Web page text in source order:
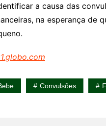
a causa das
na esperança de
Convulsões